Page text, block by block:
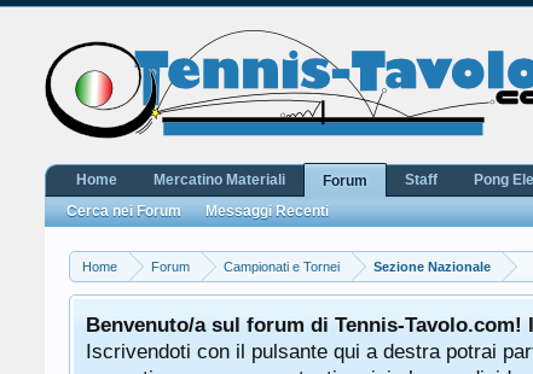
Home Forum Campionati e Tornei Sezione Nazionale
Benvenuto/a sul forum di Tennis-Tavolo.com!
Iscrivendoti con il pulsante qui a destra potrai
Home Mercatino Materiali
Forum
Cerca nei Forum
Messaggi Recenti
Staff Pong